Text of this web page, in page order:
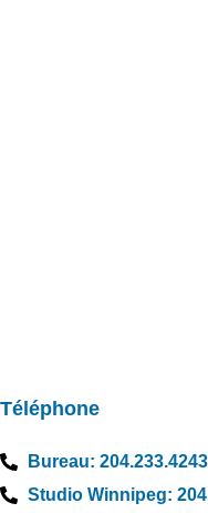
Téléphone
Bureau: 204.233.4243
Studio Winnipeg: